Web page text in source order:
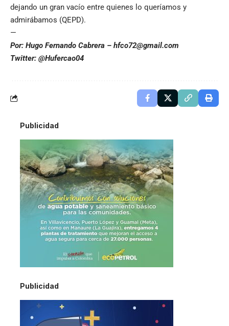
dejando un gran vacío entre quienes lo queríamos y
admirábamos (QEPD).
—
Por: Hugo Fernando Cabrera – hfco72@gmail.com
Twitter: @Hufercao04
Publicidad
Publicidad